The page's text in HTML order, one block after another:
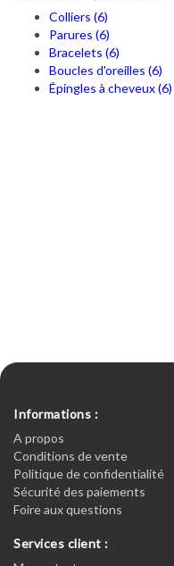
Colliers (6)
Parures (6)
Bracelets (6)
Boucles d'oreilles (6)
Épingles à cheveux (6)
Informations :
A propos
Conditions de vente
Politique de confidentialité
Sécurité des paiements
Foire aux questions
Services client :